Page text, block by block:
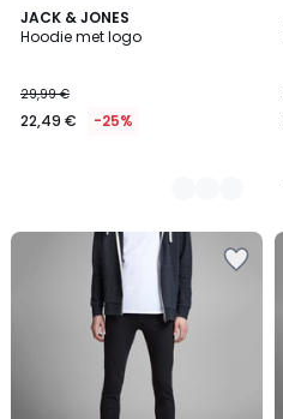
JACK & JONES
Hoodie met logo
29,99 €
22,49 € -25%
4
Kleuren